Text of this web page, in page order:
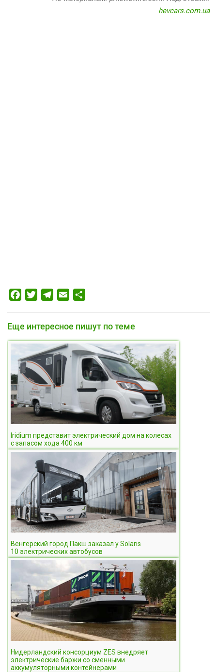
hevcars.com.ua
FacebookTwitterTelegram
Email
Еще интересное пишут по теме
Iridium представит электрический дом на колесах
с запасом хода 400 км
Венгерский город Пакш заказал у Solaris
10 электрических автобусов
Нидерландский консорциум ZES внедряет
электрические баржи со сменными
аккумуляторными контейнерами